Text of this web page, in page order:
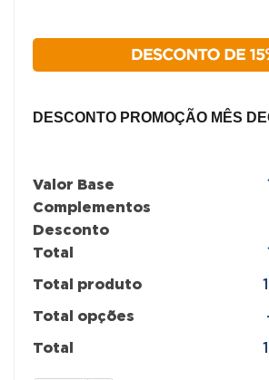
DESCONTO PROMOÇÃO MÊS
Valor Base
Complementos
Desconto
Total
Total produto
Total opções
Total